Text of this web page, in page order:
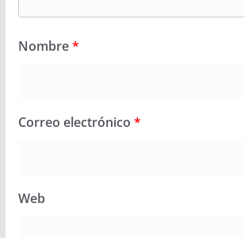
Nombre*
Correo electrónico *
Web